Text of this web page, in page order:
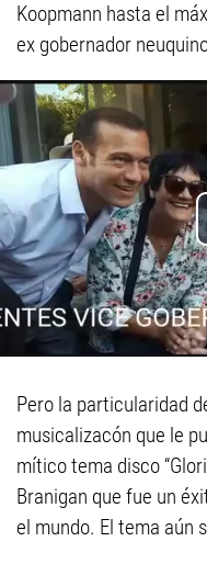
Koopmann hasta el
ex gobernador
Pero la particularidad
musicalizacón que le
mítico tema disco
Branigan que fue un
el mundo. El tema aún